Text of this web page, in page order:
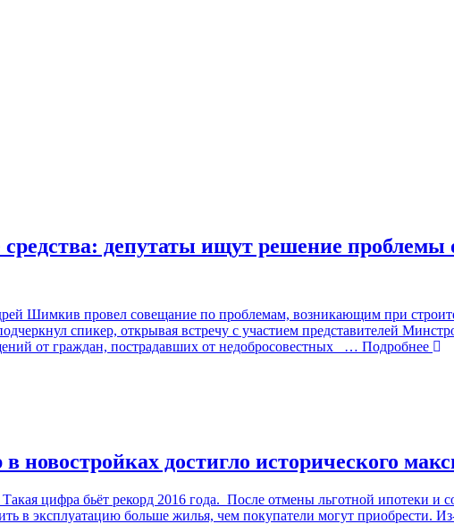
депутаты ищут решение проблемы
Шимкив провел совещание по проблемам, возникающим при
спикер, открывая встречу с участием представителей
от граждан, пострадавших от недобросовестных
… Подробнее
новостройках достигло исторического
цифра бьёт рекорд 2016 года. После отмены льготной ипотеки
в эксплуатацию больше жилья, чем покупатели могут приобрести.